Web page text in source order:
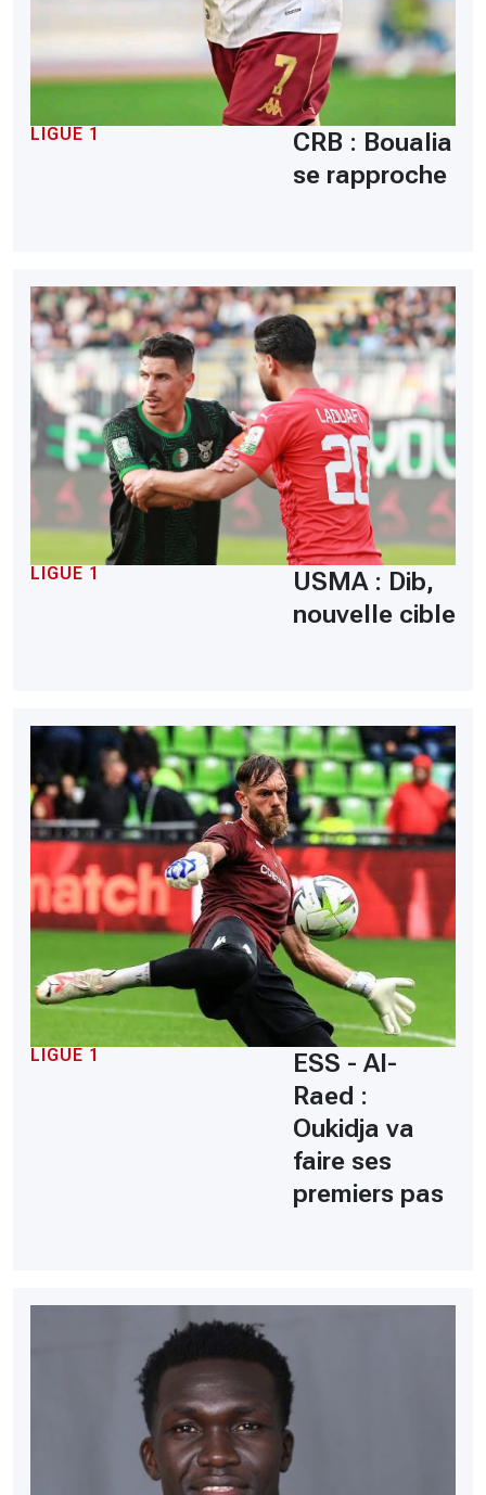
LIGUE 1
CRB : Boualia
se rapproche
LIGUE 1
USMA : Dib,
nouvelle cible
LIGUE 1
ESS - Al-
Raed :
Oukidja va
faire ses
premiers pas